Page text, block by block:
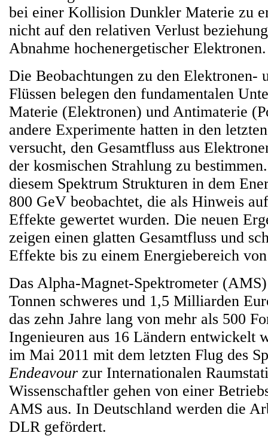
bei einer Kollision Dunkler Materie zu
nicht auf den relativen Verlust
Abnahme hochenergetischer Elektronen.
Die Beobachtungen zu den Elektronen-
Flüssen belegen den fundamentalen
Materie (Elektronen) und Antimaterie
andere Experimente hatten in den
versucht, den Gesamtfluss aus
der kosmischen Strahlung zu
diesem Spektrum Strukturen in dem
800 GeV beobachtet, die als Hinweis
Effekte gewertet wurden. Die neuen
zeigen einen glatten Gesamtfluss und
Effekte bis zu einem Energiebereich
Das Alpha-Magnet-Spektrometer
Tonnen schweres und 1,5 Milliarden
das zehn Jahre lang von mehr als 500
Ingenieuren aus 16 Ländern entwickelt
im Mai 2011 mit dem letzten Flug des
Endeavour zur Internationalen
Wissenschaftler gehen von einer
AMS aus. In Deutschland werden die
DLR gefördert.